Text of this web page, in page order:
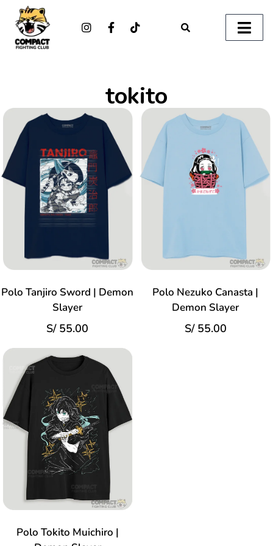
tokito
Polo Tanjiro Sword | Demon
Slayer
S/55.00
Polo Nezuko Canasta |
Demon Slayer
S/55.00
Polo Tokito Muichiro |